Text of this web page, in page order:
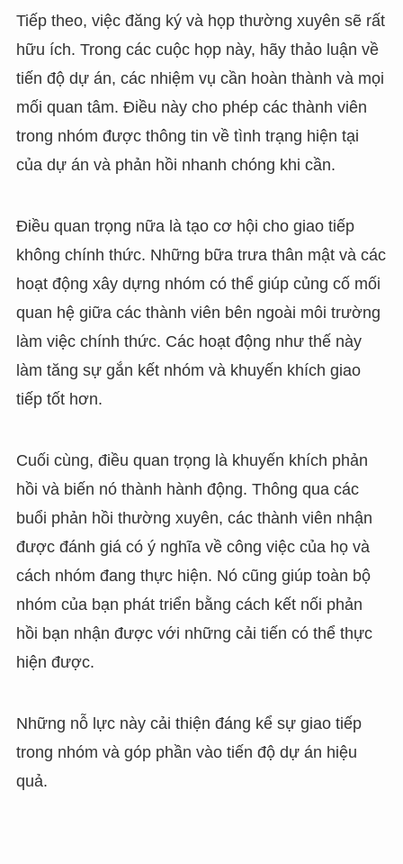
Tiếp theo, việc đăng ký và họp thường xuyên sẽ rất
hữu ích. Trong các cuộc họp này, hãy thảo luận về
tiến độ dự án, các nhiệm vụ cần hoàn thành và mọi
mối quan tâm. Điều này cho phép các thành viên
trong nhóm được thông tin về tình trạng hiện tại
của dự án và phản hồi nhanh chóng khi cần.
Điều quan trọng nữa là tạo cơ hội cho giao tiếp
không chính thức. Những bữa trưa thân mật và các
hoạt động xây dựng nhóm có thể giúp củng cố mối
quan hệ giữa các thành viên bên ngoài môi trường
làm việc chính thức. Các hoạt động như thế này
làm tăng sự gắn kết nhóm và khuyến khích giao
tiếp tốt hơn.
Cuối cùng, điều quan trọng là khuyến khích phản
hồi và biến nó thành hành động. Thông qua các
buổi phản hồi thường xuyên, các thành viên nhận
được đánh giá có ý nghĩa về công việc của họ và
cách nhóm đang thực hiện. Nó cũng giúp toàn bộ
nhóm của bạn phát triển bằng cách kết nối phản
hồi bạn nhận được với những cải tiến có thể thực
hiện được.
Những nỗ lực này cải thiện đáng kể sự giao tiếp
trong nhóm và góp phần vào tiến độ dự án hiệu
quả.